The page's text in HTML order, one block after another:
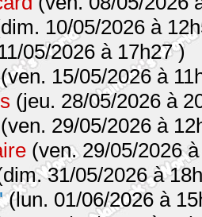
10/05/2026 à
05/2026 à 17h27 )
15/05/2026 à
(jeu. 28/05/2026 à
(ven. 29/05/2026 à
(ven. 29/05/2026
31/05/2026 à
(lun. 01/06/2026 à